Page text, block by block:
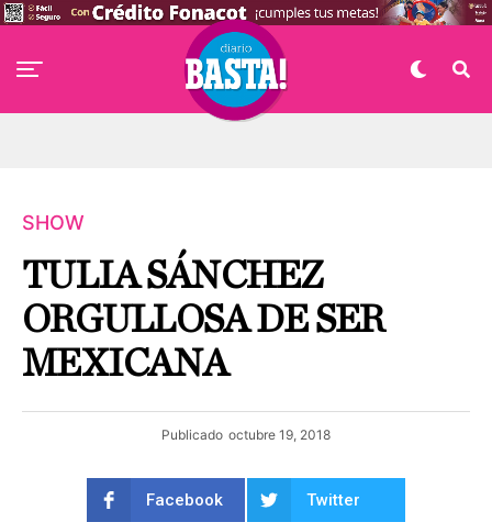
SHOW
TULIA SÁNCHEZ
ORGULLOSA DE SER
MEXICANA
Publicado octubre 19, 2018
Facebook Twitter